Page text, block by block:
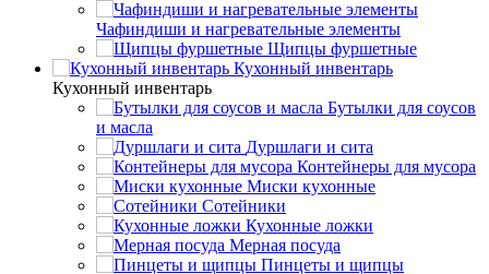
Чафиндиши и нагревательные элементы
Щипцы фуршетные
Кухонный инвентарь
Кухонный инвентарь
Бутылки для соусов
и масла
Дуршлаги и сита
Контейнеры для мусора
Миски кухонные
Сотейники
Кухонные ложки
Мерная посуда
Пинцеты и щипцы